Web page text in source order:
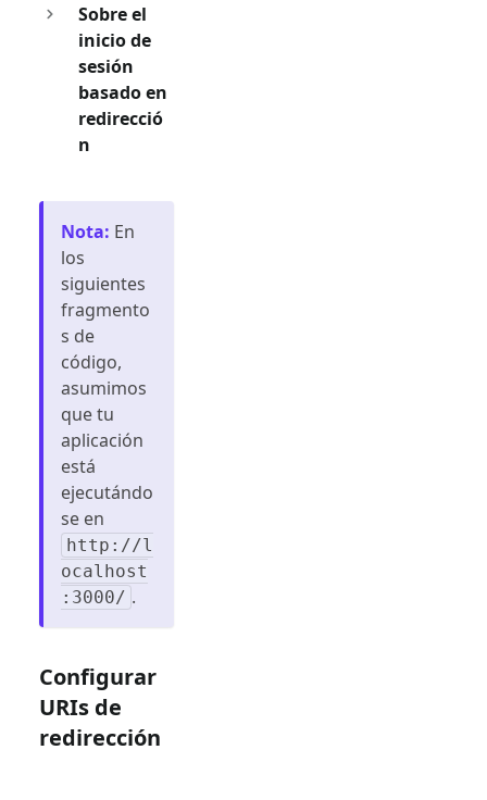
Sobre el
inicio de
sesión
basado en
redirecció
n
Nota: En
los
siguientes
fragmento
s de
código,
asumimos
que tu
aplicación
está
ejecutándo
se en
http://l
ocalhost
:3000/ .
Configurar
URIs de
redirección